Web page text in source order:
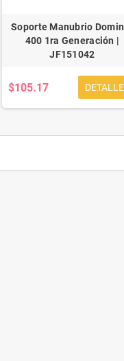
Soporte Manubrio
400 1ra Generación |
JF151042
$105.17